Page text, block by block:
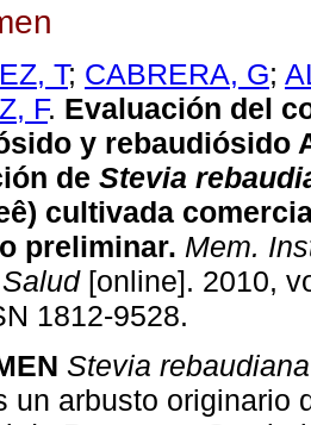
T; CABRERA, G;
F. Evaluación del
y rebaudiósido
de Stevia
cultivada
preliminar. Mem.
[online]. 2010,
1812-9528.
Stevia rebaudiana
un arbusto originario